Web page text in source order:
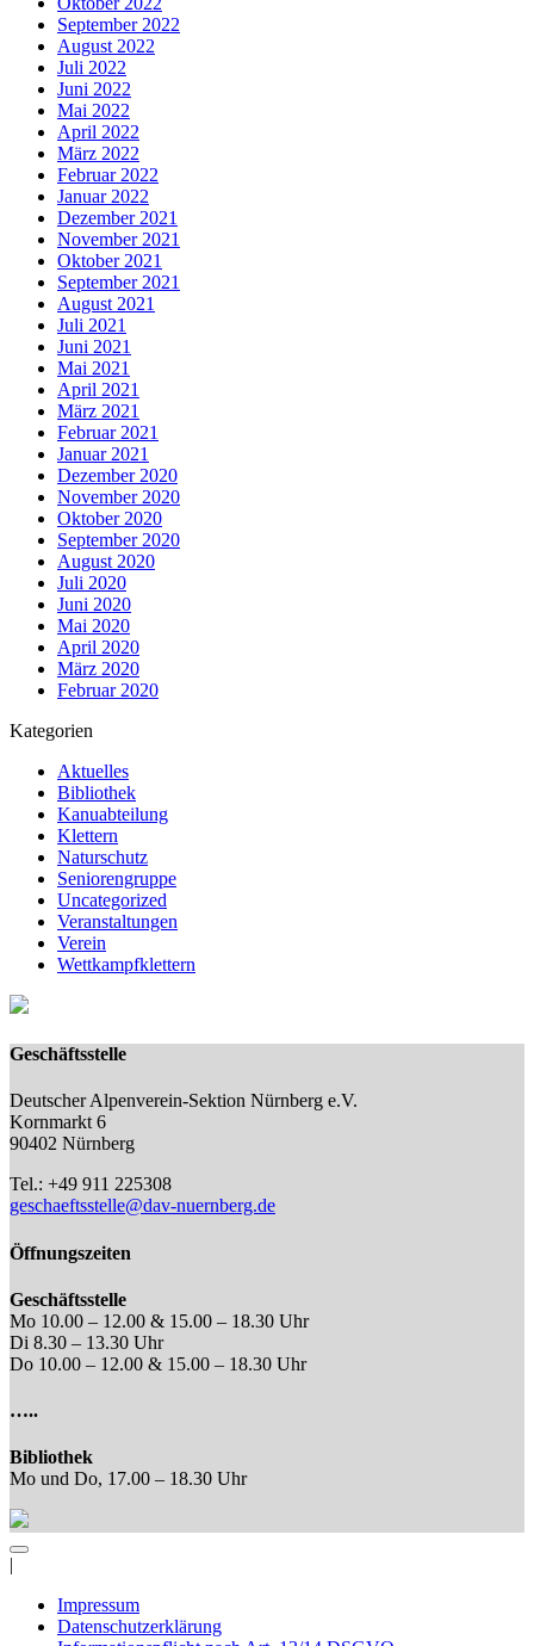
September 2022
August 2022
Juli 2022
Juni 2022
Mai 2022
April 2022
März 2022
Februar 2022
Januar 2022
Dezember 2021
November 2021
Oktober 2021
September 2021
August 2021
Juli 2021
Juni 2021
Mai 2021
April 2021
März 2021
Februar 2021
Januar 2021
Dezember 2020
November 2020
Oktober 2020
September 2020
August 2020
Juli 2020
Juni 2020
Mai 2020
April 2020
März 2020
Februar 2020
Kategorien
Aktuelles
Bibliothek
Kanuabteilung
Klettern
Naturschutz
Seniorengruppe
Uncategorized
Veranstaltungen
Verein
Wettkampfklettern
Geschäftsstelle
Deutscher Alpenverein-Sektion Nürnberg e.V.
Kornmarkt 6
90402 Nürnberg
Tel.: +49 911 225308
geschaeftsstelle@dav-nuernberg.de
Öffnungszeiten
Geschäftsstelle
Mo 10.00 – 12.00 & 15.00 – 18.30 Uhr
Di 8.30 – 13.30 Uhr
Do 10.00 – 12.00 & 15.00 – 18.30 Uhr
…..
Bibliothek
Mo und Do, 17.00 – 18.30 Uhr
Impressum
Datenschutzerklärung